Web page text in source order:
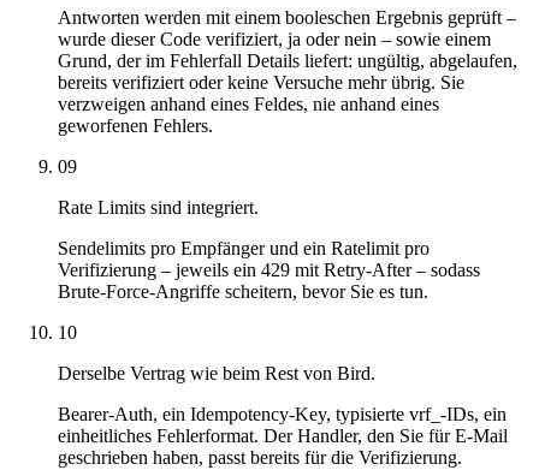
Antworten werden mit einem booleschen Ergebnis geprüft –
wurde dieser Code verifiziert, ja oder nein – sowie einem
Grund, der im Fehlerfall Details liefert: ungültig, abgelaufen,
bereits verifiziert oder keine Versuche mehr übrig. Sie
verzweigen anhand eines Feldes, nie anhand eines
geworfenen Fehlers.
09
Rate Limits sind integriert.
Sendelimits pro Empfänger und ein Ratelimit pro
Verifizierung – jeweils ein 429 mit Retry-After – sodass
Brute-Force-Angriffe scheitern, bevor Sie es tun.
10
Derselbe Vertrag wie beim Rest von Bird.
Bearer-Auth, ein Idempotency-Key, typisierte vrf_-IDs, ein
einheitliches Fehlerformat. Der Handler, den Sie für E-Mail
geschrieben haben, passt bereits für die Verifizierung.